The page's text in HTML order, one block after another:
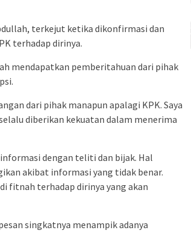
terkejut ketika dikonfirmasi dan
terhadap dirinya.
mendapatkan pemberitahuan dari pihak
dari pihak manapun apalagi KPK. Saya
diberikan kekuatan dalam menerima
dengan teliti dan bijak. Hal
akibat informasi yang tidak benar.
fitnah terhadap dirinya yang akan
singkatnya menampik adanya